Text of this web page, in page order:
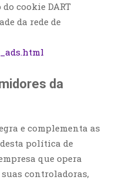
cookie DART
da rede de
da
e complementa as
política de
que opera
suas controladoras,